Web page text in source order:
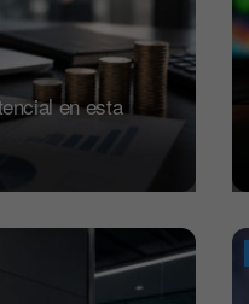
en esta